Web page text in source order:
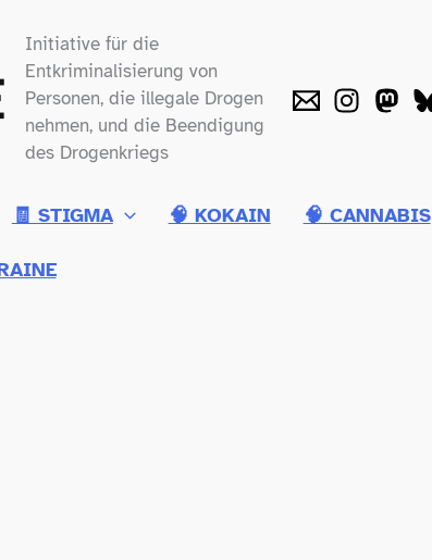
Initiative für die
Entkriminalisierung von
Personen, die illegale Drogen
nehmen, und die Beendigung
des Drogenkriegs
🧾 STIGMA 🧠 KOKAIN 🧠 CANNABIS